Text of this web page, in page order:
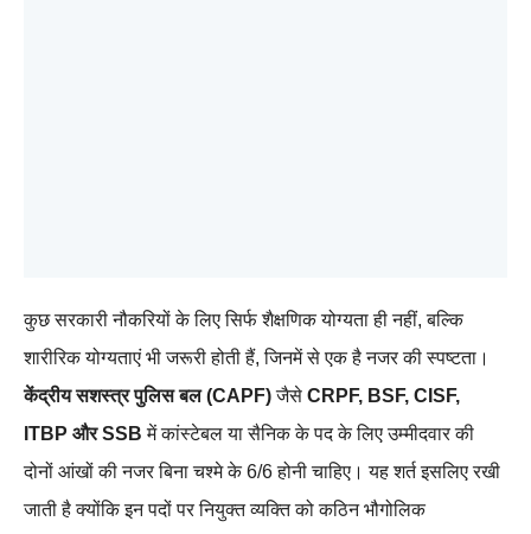
कुछ सरकारी नौकरियों के लिए सिर्फ शैक्षणिक योग्यता ही नहीं, बल्कि
शारीरिक योग्यताएं भी जरूरी होती हैं, जिनमें से एक है नजर की स्पष्टता।
केंद्रीय सशस्त्र पुलिस बल (CAPF)जैसे CRPF, BSF, CISF,
ITBP और SSBमें कांस्टेबल या सैनिक के पद के लिए उम्मीदवार की
दोनों आंखों की नजर बिना चश्मे के 6/6 होनी चाहिए। यह शर्त इसलिए रखी
जाती है क्योंकि इन पदों पर नियुक्त व्यक्ति को कठिन भौगोलिक